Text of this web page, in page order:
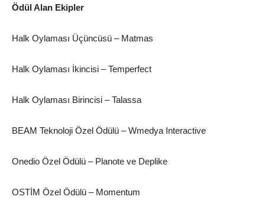
Ödül Alan Ekipler
Halk Oylaması Üçüncüsü – Matmas
Halk Oylaması İkincisi – Temperfect
Halk Oylaması Birincisi – Talassa
BEAM Teknoloji Özel Ödülü – Wmedya Interactive
Onedio Özel Ödülü – Planote ve Deplike
OSTİM Özel Ödülü – Momentum